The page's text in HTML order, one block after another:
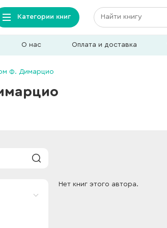
Категории книг
О нас Оплата и доставка
Ф. Димарцио
Нет книг этого автора.